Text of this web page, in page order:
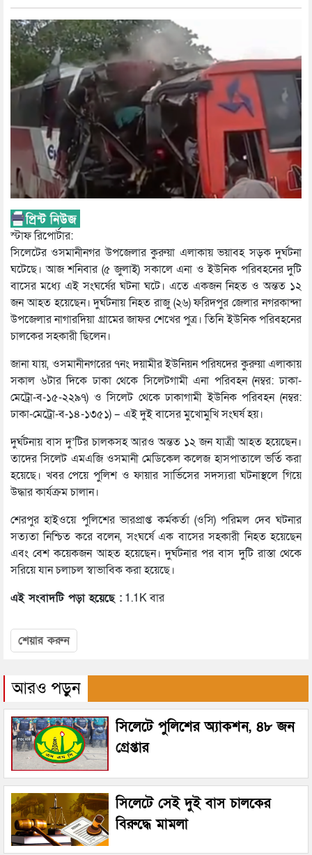
স্টাফ রিপোর্টার:
সিলেটের ওসমানীনগর উপজেলার কুরুয়া এলাকায় ভয়াবহ সড়ক দুর্ঘটনা
ঘটেছে। আজ শনিবার (৫ জুলাই) সকালে এনা ও ইউনিক পরিবহনের দুটি
বাসের মধ্যে এই সংঘর্ষের ঘটনা ঘটে। এতে একজন নিহত ও অন্তত ১২
জন আহত হয়েছেন। দুর্ঘটনায় নিহত রাজু (২৬) ফরিদপুর জেলার নগরকান্দা
উপজেলার নাগারদিয়া গ্রামের জাফর শেখের পুত্র। তিনি ইউনিক পরিবহনের
চালকের সহকারী ছিলেন।
জানা যায়, ওসমানীনগরের ৭নং দয়ামীর ইউনিয়ন পরিষদের কুরুয়া এলাকায়
সকাল ৬টার দিকে ঢাকা থেকে সিলেটগামী এনা পরিবহন (নম্বর: ঢাকা-
মেট্রো-ব-১৫-২২৯৭) ও সিলেট থেকে ঢাকাগামী ইউনিক পরিবহন (নম্বর:
ঢাকা-মেট্রো-ব-১৪-১৩৫১) – এই দুই বাসের মুখোমুখি সংঘর্ষ হয়।
দুর্ঘটনায় বাস দু’টির চালকসহ আরও অন্তত ১২ জন যাত্রী আহত হয়েছেন।
তাদের সিলেট এমএজি ওসমানী মেডিকেল কলেজ হাসপাতালে ভর্তি করা
হয়েছে। খবর পেয়ে পুলিশ ও ফায়ার সার্ভিসের সদস্যরা ঘটনাস্থলে গিয়ে
উদ্ধার কার্যক্রম চালান।
শেরপুর হাইওয়ে পুলিশের ভারপ্রাপ্ত কর্মকর্তা (ওসি) পরিমল দেব ঘটনার
সত্যতা নিশ্চিত করে বলেন, সংঘর্ষে এক বাসের সহকারী নিহত হয়েছেন
এবং বেশ কয়েকজন আহত হয়েছেন। দুর্ঘটনার পর বাস দুটি রাস্তা থেকে
সরিয়ে যান চলাচল স্বাভাবিক করা হয়েছে।
এই সংবাদটি পড়া হয়েছে : 1.1K বার
শেয়ার করুন
আরও পড়ুন
সিলেটে পুলিশের অ্যাকশন, ৪৮ জন
গ্রেপ্তার
সিলেটে সেই দুই বাস চালকের
বিরুদ্ধে মামলা